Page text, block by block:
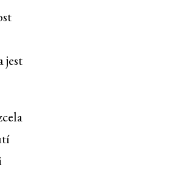
jest